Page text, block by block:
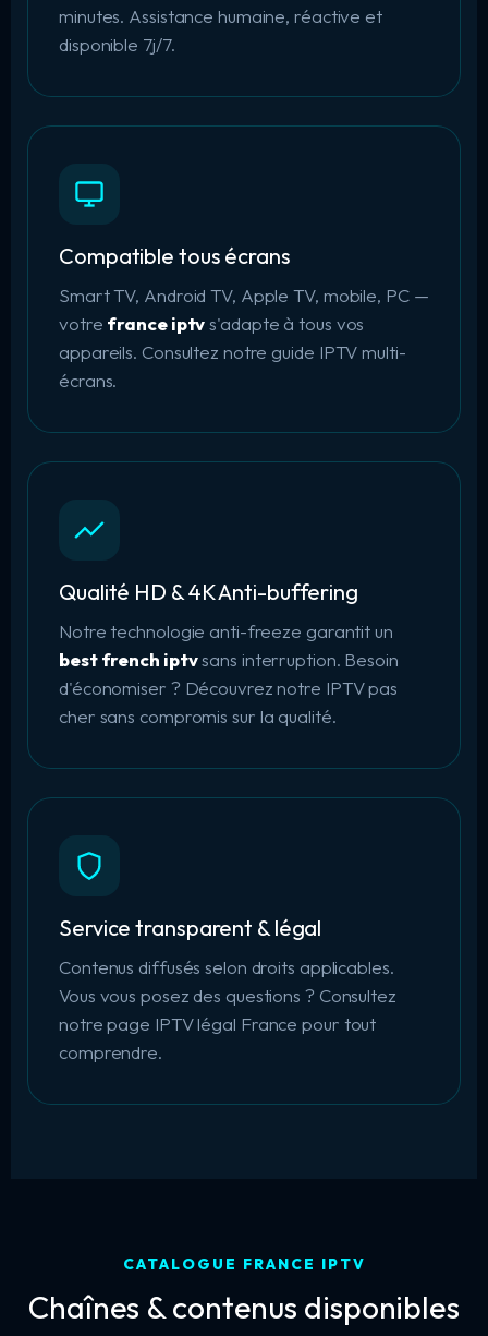
minutes. Assistance humaine, réactive et
disponible 7j/7.
Compatible tous écrans
Smart TV, Android TV, Apple TV, mobile, PC —
votre france iptvs'adapte à tous vos
appareils. Consultez notre guide IPTV multi-
écrans.
Qualité HD & 4K Anti-buffering
Notre technologie anti-freeze garantit un
best french iptvsans interruption. Besoin
d'économiser ? Découvrez notre IPTV pas
cher sans compromis sur la qualité.
Service transparent & légal
Contenus diffusés selon droits applicables.
Vous vous posez des questions ? Consultez
notre page IPTV légal France pour tout
comprendre.
CATALOGUE FRANCE IPTV
Chaînes & contenus disponibles